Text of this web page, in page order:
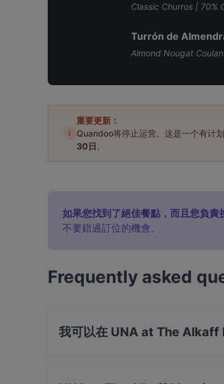
Classic Churros | 70%
Turrón de
Almond Nougat
i
重要更新：
Quandoo将停止运营。这是一个有计
30日 。
如果您找到了絕佳餐點，而且您負責
不要錯過訂位的機會。
Frequently asked
我可以在 UNA at The Alkaff